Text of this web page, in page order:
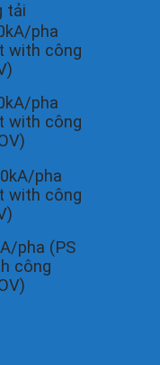
tải
pha
with công
pha
with công
pha
with công
pha (PS
công